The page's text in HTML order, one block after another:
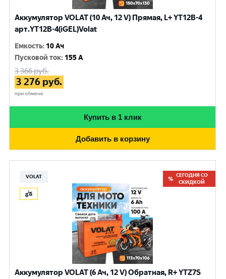
Аккумулятор VOLAT (10 Ач, 12 V) Прямая, L+ YT12B-4
арт.YT12B-4(iGEL)Volat
Емкость: 10 Ач
Пусковой ток: 155 A
3 366руб.
3 276 руб.
при обмене
Купить в 1 клик
Добавить в корзину
VOLAT
СЕГОДНЯ СО
СКИДКОЙ
Аккумулятор VOLAT (6 Ач, 12 V) Обратная, R+ YTZ7S